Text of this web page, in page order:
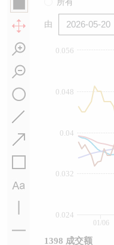
由
0.024
0.032
0.04
0.048
0.056
01/06
1398 成交额